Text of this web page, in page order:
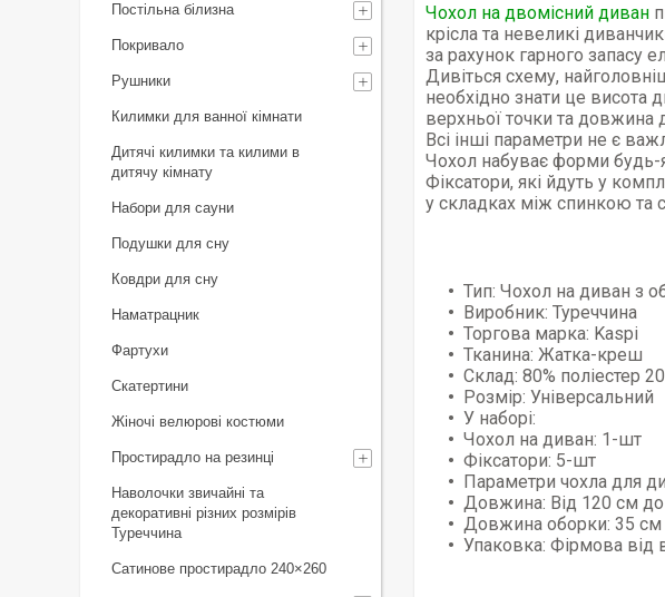
Чохол на двомісний диван
крісла та невеликі
за рахунок гарного запасу
Дивіться схему,
необхідно знати це висота
верхньої точки та довжина
Всі інші параметри не є
Чохол набуває форми будь-
Фіксатори, які йдуть у
у складках між спинкою та
Тип: Чохол на диван з
Виробник: Туреччина
Торгова марка: Kaspi
Тканина: Жатка-креш
Склад: 80% поліестер
Розмір: Універсальний
У наборі:
Чохол на диван: 1-шт
Фіксатори: 5-шт
Параметри чохла для
Довжина: Від 120 см до
Довжина оборки: 35 см
Упаковка: Фірмова від
Постільна білизна
Покривало
Рушники
Килимки для ванної кімнати
Дитячі килимки та килими в
дитячу кімнату
Набори для сауни
Подушки для сну
Ковдри для сну
Наматрацник
Фартухи
Скатертини
Жіночі велюрові костюми
Простирадло на резинці
Наволочки звичайні та
декоративні різних розмірів
Туреччина
Сатинове простирадло 240×260